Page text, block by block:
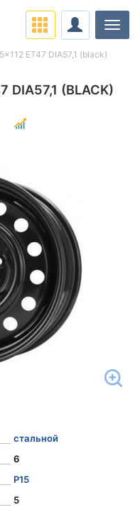
DIA57,1 (BLACK)
стальной
6
Р15
5
ET47 DIA57,1 (black)